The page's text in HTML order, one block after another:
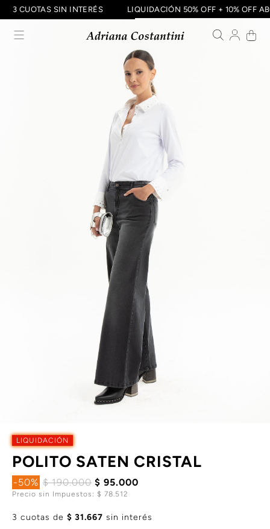
3 CUOTAS SIN INTERÉS LIQUIDACIÓN 50% OFF + 10% OFF
LIQUIDACIÓN
POLITO SATEN CRISTAL
-50% $ 190.000 $ 95.000
Precio sin Impuestos: $ 78.512
3 cuotas de $ 31.667 sin interés